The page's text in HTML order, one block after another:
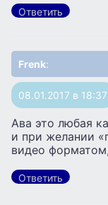
Ответить
Frenk:
08.01.2017 в 18:37
Ава это любая
и при желании
видео
Ответить